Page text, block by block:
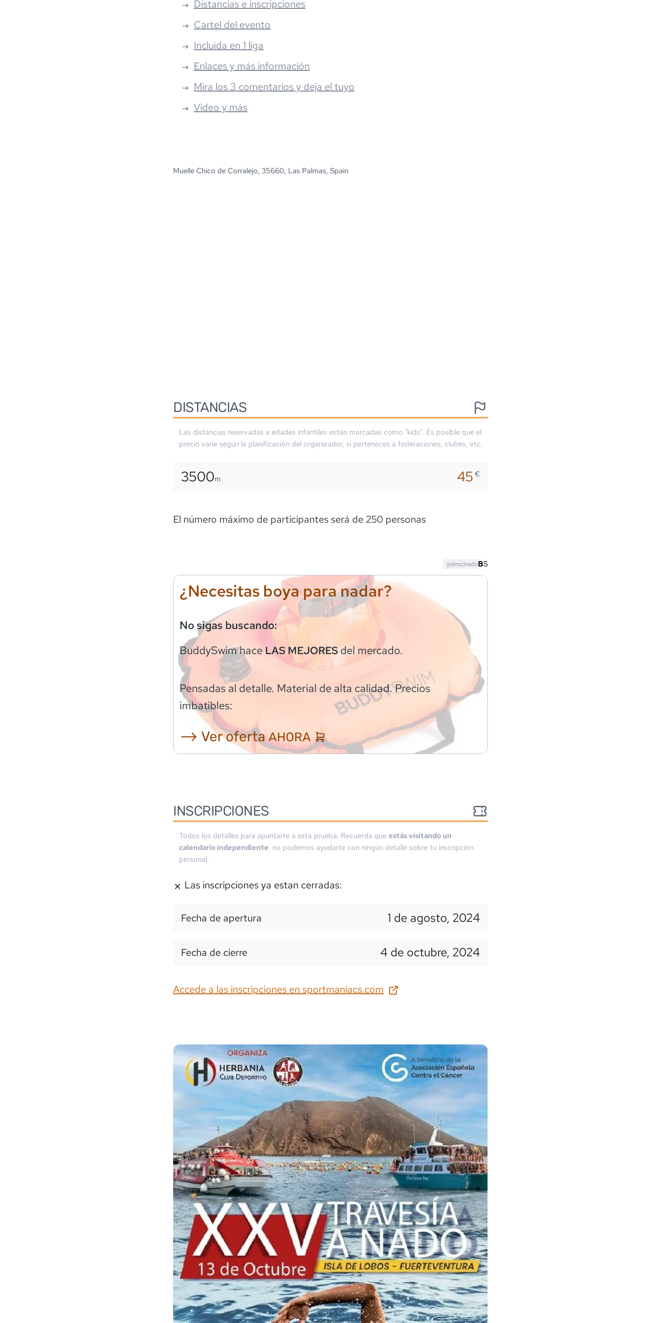
Distancias e inscripciones
Cartel del evento
Incluida en 1 liga
Enlaces y más información
Mira los 3 comentarios y deja el tuyo
Video y más
Muelle Chico de Corralejo, 35660, Las Palmas, Spain
DISTANCIAS
Las distancias reservadas a edades infantiles están marcadas como "kids". Es posible que el
precio varíe según la planificación del organizador, si perteneces a federaciones, clubes, etc.
3500m 45€
El número máximo de participantes será de 250 personas
¿Necesitas boya para nadar?
No sigas buscando:
BuddySwimhaceLAS MEJORESdel mercado.
Pensadas al detalle. Material de alta calidad. Precios
imbatibles:
⟶ Ver ofertaAHORA
patrocinado
INSCRIPCIONES
Todos los detalles para apuntarte a esta prueba. Recuerda que estás visitando un
calendario independiente, no podemos ayudarte con ningún detalle sobre tu inscripción
personal.
Las inscripciones ya estan cerradas:
Fecha de apertura 1 de agosto, 2024
Fecha de cierre 4 de octubre, 2024
Accede a las inscripciones en sportmaniacs.com